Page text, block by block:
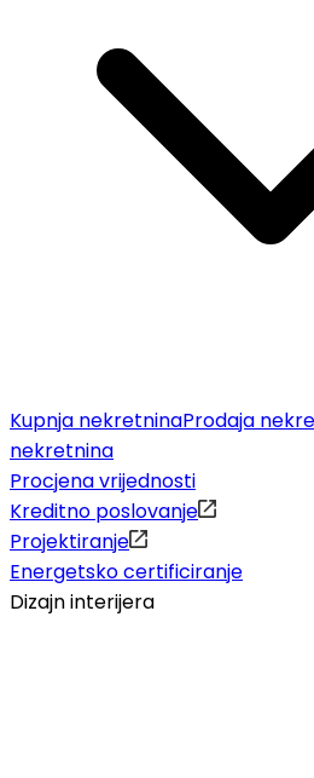
Kupnja nekretninaProdaja
nekretnina
Procjena vrijednosti
Kreditno poslovanje
Projektiranje
Energetsko certificiranje
Dizajn interijera